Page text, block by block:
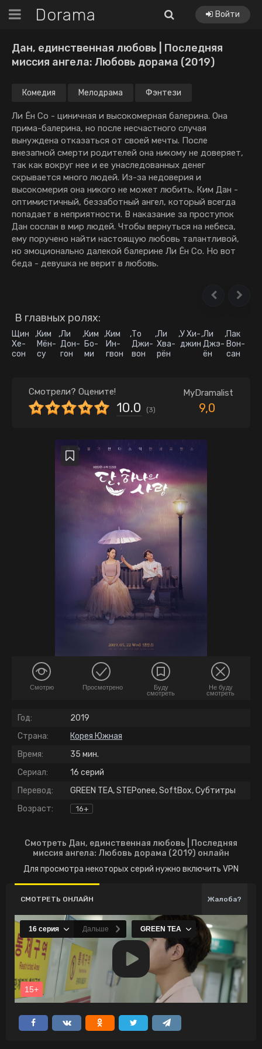
Dorama Войти
Дан, единственная любовь | Последняя
миссия ангела: Любовь дорама (2019)
Комедия Мелодрама Фэнтези
Ли Ён Со - циничная и высокомерная балерина. Она
прима-балерина, но после несчастного случая
вынуждена отказаться от своей мечты. После
внезапной смерти родителей она никому не доверяет,
так как вокруг нее и ее унаследованных денег
скрывается много людей. Из-за недоверия и
высокомерия она никого не может любить. Ким Дан -
оптимистичный, беззаботный ангел, который всегда
попадает в неприятности. В наказание за проступок
Дан сослан в мир людей. Чтобы вернуться на небеса,
ему поручено найти настоящую любовь талантливой,
но эмоционально далекой балерине Ли Ён Со. Но вот
беда - девушка не верит в любовь.
В главных ролях:
Щин
Хе-
сон
,Ким
Мён-
су
,Ли
Дон-
гон
,Ким
Бо-
ми
,Ким
Ин-
гвон
,То
Джи-
вон
,Ли
Хва-
рён
,У Хи-
джин
,Ли
Джэ-
ён
,Пак
Вон-
сан
Смотрели? Оцените!
10.0 (3)
MyDramalist
9,0
Смотрю Просмотрено
Буду
смотреть
Не буду
смотреть
Год:
2019
Страна:
Корея Южная
Время:
35 мин.
Сериал:
16 серий
Перевод:
GREEN TEA, STEPonee, SoftBox, Субтитры
Возраст:
16+
Смотреть Дан, единственная любовь | Последняя
миссия ангела: Любовь дорама (2019) онлайн
Для просмотра некоторых серий нужно включить VPN
СМОТРЕТЬ ОНЛАЙН Жалоба?